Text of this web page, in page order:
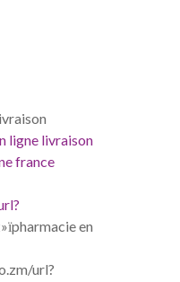
ligne livraison
france
en
url?